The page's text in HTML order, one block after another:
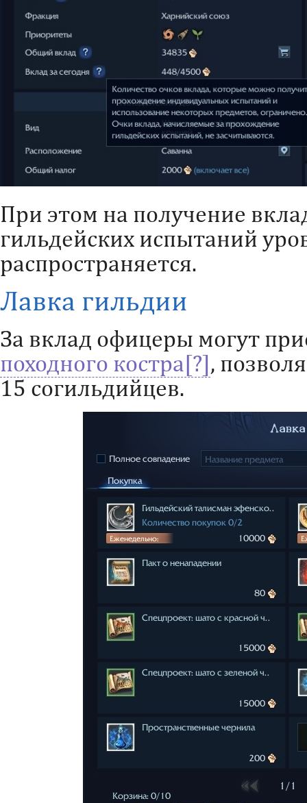
При этом на получение
гильдейских испытаний
распространяется.
Лавка гильдии
За вклад офицеры могут
походного костра
,
15 согильдийцев.